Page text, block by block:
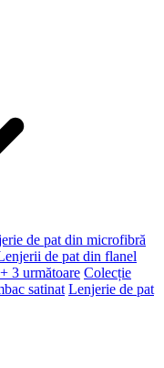
de pat din microfibră
de pat din flanel
+ 3 următoare Colecție
satinat Lenjerie de pat